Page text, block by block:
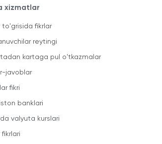
xizmatlar
to'grisida fikrlar
reytingi
kartaga pul o'tkazmalar
javoblar
fikri
banklari
valyuta kurslari
fikrlari